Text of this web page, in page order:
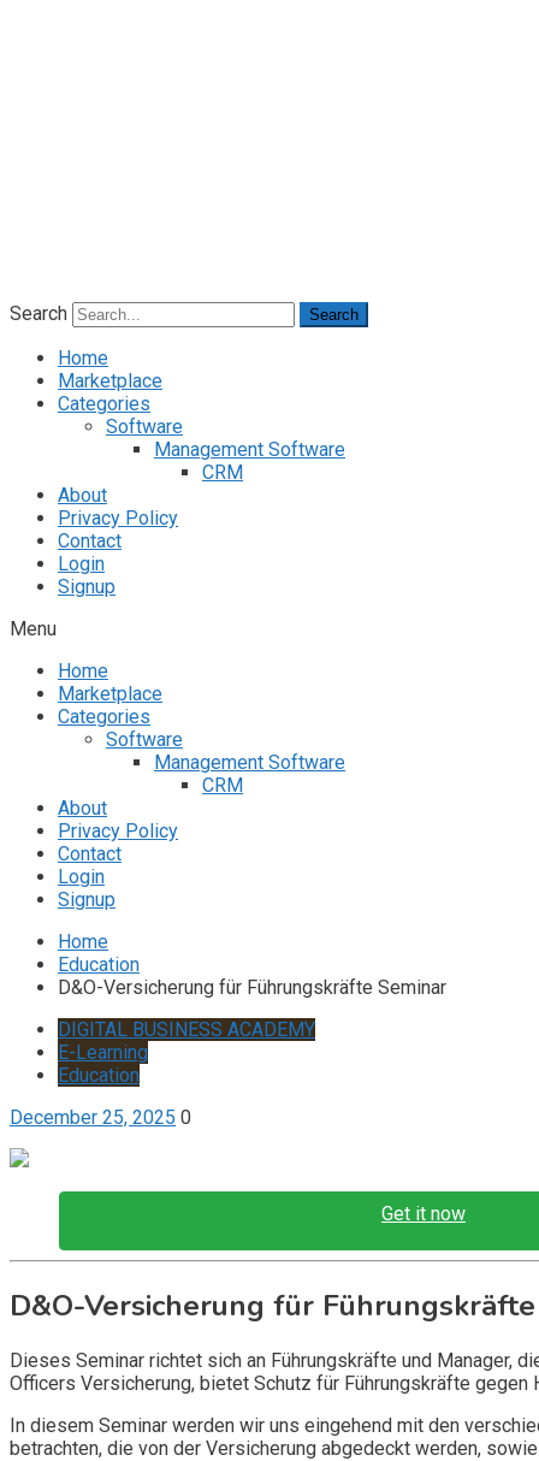
Search Search
Home
Marketplace
Categories
Software
Management Software
CRM
About
Privacy Policy
Contact
Login
Signup
Menu
Home
Marketplace
Categories
Software
Management Software
CRM
About
Privacy Policy
Contact
Login
Signup
Home
Education
D&O-Versicherung für Führungskräfte Seminar
DIGITAL BUSINESS ACADEMY
E-Learning
Education
December 25, 2025 0
Get it now
D&O-Versicherung für
Dieses Seminar richtet sich an Führungskräfte und Manager,
Officers Versicherung, bietet Schutz für Führungskräfte
In diesem Seminar werden wir uns eingehend mit den
betrachten, die von der Versicherung abgedeckt werden,